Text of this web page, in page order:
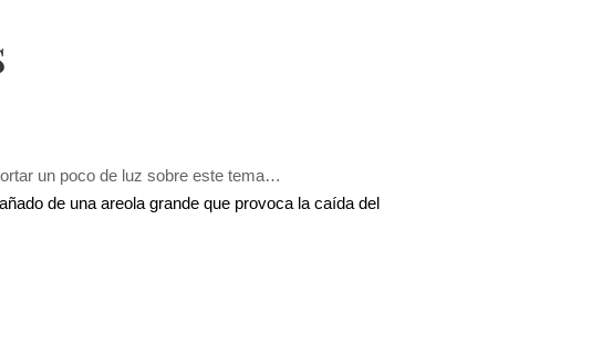
un poco de luz sobre este tema…
de una areola grande que provoca la caída del